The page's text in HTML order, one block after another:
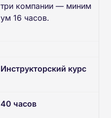
три компании — миним
ум 16 часов.
Инструкторский курс
40 часов